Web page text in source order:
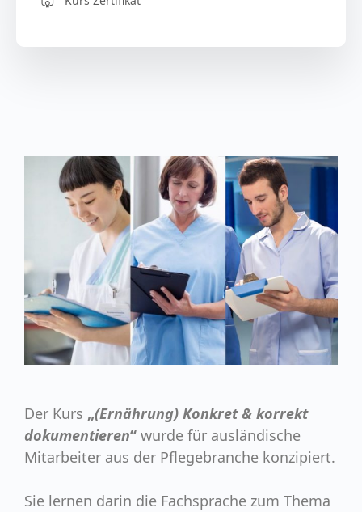
Der Kurs „(Ernährung) Konkret & korrekt
dokumentieren“ wurde für ausländische
Mitarbeiter aus der Pflegebranche konzipiert.
Sie lernen darin die Fachsprache zum Thema